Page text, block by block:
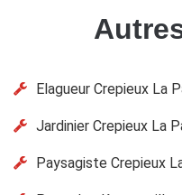
Elagueur Crepieux La
Jardinier Crepieux La
Paysagiste Crepieux